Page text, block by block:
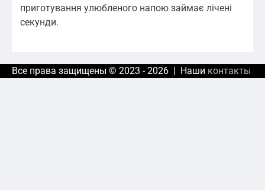
приготування улюбленого напою займає лічені
секунди.
Все права защищены © 2023 - 2026 | Наши контакты